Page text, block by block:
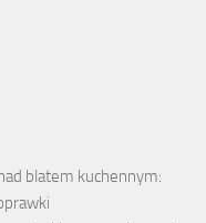
blatem kuchennym: